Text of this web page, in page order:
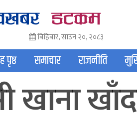
बिहिबार, साउन २०, २०८३
पृष्ठ समाचार राजनीति
खाना